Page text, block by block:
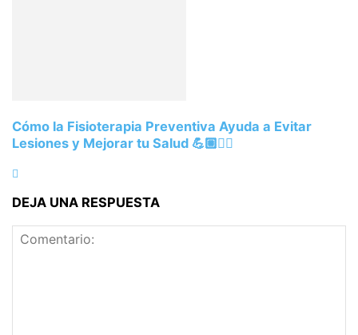
Cómo la Fisioterapia Preventiva Ayuda a Evitar
Lesiones y Mejorar tu Salud 💪🏼🏃‍♀️
DEJA UNA RESPUESTA